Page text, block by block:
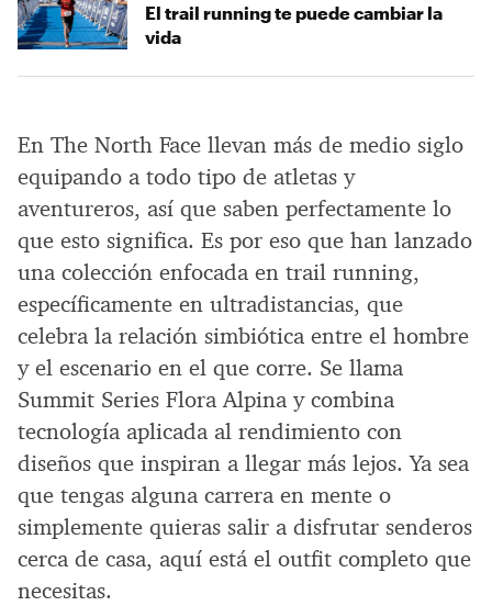
En The North Face llevan más de medio siglo
equipando a todo tipo de atletas y
aventureros, así que saben perfectamente lo
que esto significa. Es por eso que han lanzado
una colección enfocada en trail running,
específicamente en ultradistancias, que
celebra la relación simbiótica entre el hombre
y el escenario en el que corre. Se llama
Summit Series Flora Alpina y combina
tecnología aplicada al rendimiento con
diseños que inspiran a llegar más lejos. Ya sea
que tengas alguna carrera en mente o
simplemente quieras salir a disfrutar senderos
cerca de casa, aquí está el outfit completo que
necesitas.
El trail running te puede cambiar la
vida